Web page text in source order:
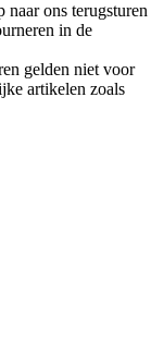
ons terugsturen
in de
gelden niet voor
artikelen zoals